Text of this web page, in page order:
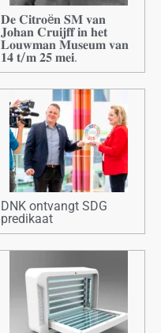
𝐃𝐞 𝐂𝐢𝐭𝐫𝐨ë𝐧 𝐒𝐌 𝐯𝐚𝐧
𝐉𝐨𝐡𝐚𝐧 𝐂𝐫𝐮𝐢𝐣𝐟𝐟 𝐢𝐧 𝐡𝐞𝐭
𝐋𝐨𝐮𝐰𝐦𝐚𝐧 𝐌𝐮𝐬𝐞𝐮𝐦 𝐯𝐚𝐧
𝟏𝟒 𝐭/𝐦 𝟐𝟓 𝐦𝐞𝐢.
DNK ontvangt SDG
predikaat